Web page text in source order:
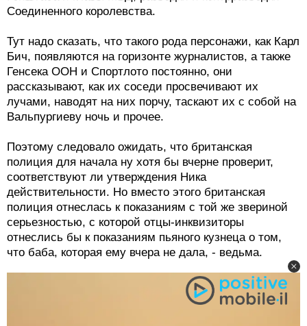
Соединенного королевства.
Тут надо сказать, что такого рода персонажи, как Карл
Бич, появляются на горизонте журналистов, а также
Генсека ООН и Спортлото постоянно, они
рассказывают, как их соседи просвечивают их
лучами, наводят на них порчу, таскают их с собой на
Вальпургиеву ночь и прочее.
Поэтому следовало ожидать, что британская
полиция для начала ну хотя бы вчерне проверит,
соответствуют ли утверждения Ника
действительности. Но вместо этого британская
полиция отнеслась к показаниям с той же звериной
серьезностью, с которой отцы-инквизиторы
отнеслись бы к показаниям пьяного кузнеца о том,
что баба, которая ему вчера не дала, - ведьма.